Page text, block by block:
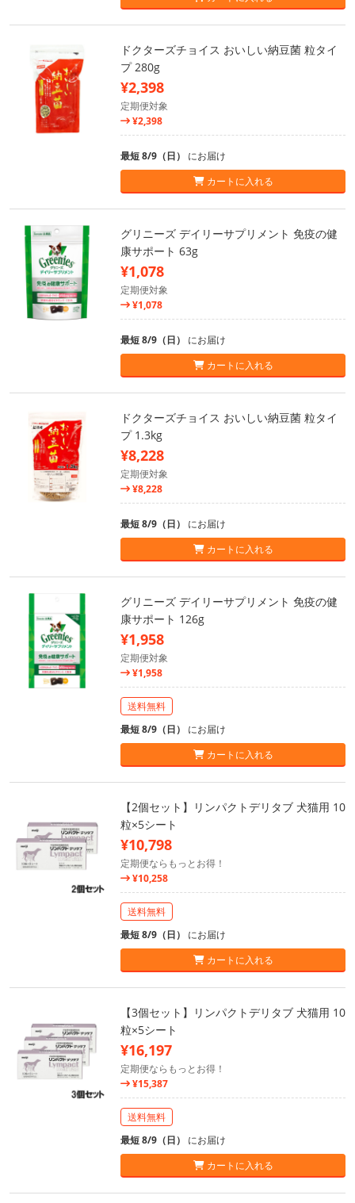
ドクターズチョイス おいしい納豆菌 粒タイ
プ 280g
¥2,398
定期便対象
¥2,398
最短 8/9（日） にお届け
カートに入れる
グリニーズ デイリーサプリメント 免疫の健
康サポート 63g
¥1,078
定期便対象
¥1,078
最短 8/9（日） にお届け
カートに入れる
ドクターズチョイス おいしい納豆菌 粒タイ
プ 1.3kg
¥8,228
定期便対象
¥8,228
最短 8/9（日） にお届け
カートに入れる
グリニーズ デイリーサプリメント 免疫の健
康サポート 126g
¥1,958
定期便対象
¥1,958
送料無料
最短 8/9（日） にお届け
カートに入れる
【2個セット】リンパクトデリタブ 犬猫用 10
粒×5シート
¥10,798
定期便ならもっとお得！
¥10,258
送料無料
最短 8/9（日） にお届け
カートに入れる
【3個セット】リンパクトデリタブ 犬猫用 10
粒×5シート
¥16,197
定期便ならもっとお得！
¥15,387
送料無料
最短 8/9（日） にお届け
カートに入れる